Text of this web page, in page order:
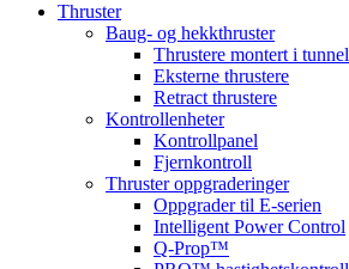
Thruster
Baug- og hekkthruster
Thrustere montert i tunnel
Eksterne thrustere
Retract thrustere
Kontrollenheter
Kontrollpanel
Fjernkontroll
Thruster oppgraderinger
Oppgrader til E-serien
Intelligent Power Control
Q-Prop™